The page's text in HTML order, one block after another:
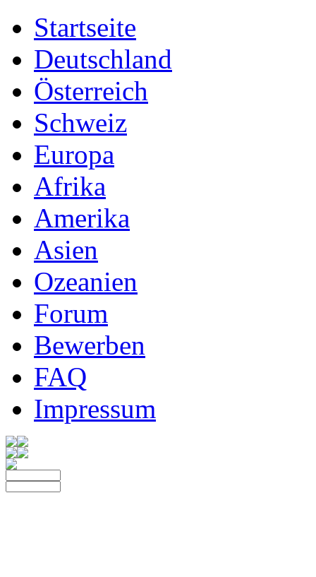
Startseite
Deutschland
Österreich
Schweiz
Europa
Afrika
Amerika
Asien
Ozeanien
Forum
Bewerben
FAQ
Impressum